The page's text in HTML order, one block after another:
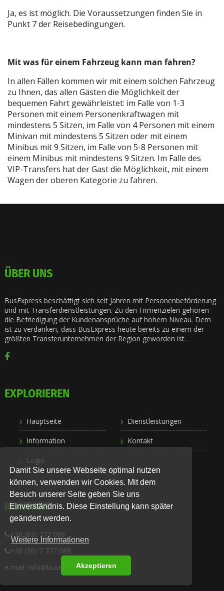
Damit Sie unsere Webseite optimal nutzen
können, verwenden wir Cookies. Mit dem
Besuch unserer Seite geben Sie uns
Einverständnis. Diese Einstellung kann später
geändert werden.
Weitere Informationen
Akzeptieren
Ja, es ist möglich. Die Voraussetzungen finden Sie in
Punkt 7 der Reisebedingungen.
Mit was für einem Fahrzeug kann man fahren?
In allen Fällen kommen wir mit einem solchen Fahrzeug
zu Ihnen, das allen Gästen die Möglichkeit der
bequemen Fahrt gewährleistet: im Falle von 1-3
Personen mit einem Personenkraftwagen mit
mindestens 5 Sitzen, im Falle von 4 Personen mit einem
Minivan mit mindestens 5 Sitzen oder mit einem
Minibus mit 9 Sitzen, im Falle von 5-8 Personen mit
einem Minibus mit mindestens 9 Sitzen. Im Falle des
VIP-Transfers hat der Gast die Möglichkeit, mit einem
Wagen der oberen Kategorie zu fahren.
ÜBER UNS
BusExpress beschäftigt sich seit Jahren mit Personenbeförderung
und mit Transferdienstleistungen. Zu den Firmenzielen gehören
die Befriedigung der Kundenansprüche auf hohem Niveau. Dem
ist zu verdanken, dass BusExpress heute bereits zu einem der
größten Transferunternehmen der Region geworden ist.
EXPLORIEREN
Hauptseite Dienstleistungen
Information Kontakt
Login
KONTAKT
+36 (83) 777 088
+36 (20) 7 777 088
e-mail: info@busexpress.hu